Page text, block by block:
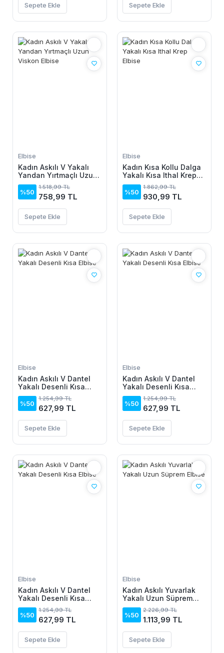
Sepete Ekle Sepete Ekle
Elbise
Kadın Askılı V Yakalı
Yandan Yırtmaçlı Uzun
Viskon Elbise
%50
1.518,99 TL
758,99 TL
Sepete Ekle
Elbise
Kadın Kısa Kollu Dalga
Yakalı Kısa Ithal Krep
Elbise
%50
1.862,99 TL
930,99 TL
Sepete Ekle
Elbise
Kadın Askılı V Dantel
Yakalı Desenli Kısa
Elbise
%50
1.254,99 TL
627,99 TL
Sepete Ekle
Elbise
Kadın Askılı V Dantel
Yakalı Desenli Kısa
Elbise
%50
1.254,99 TL
627,99 TL
Sepete Ekle
Elbise
Kadın Askılı V Dantel
Yakalı Desenli Kısa
Elbise
%50
1.254,99 TL
627,99 TL
Sepete Ekle
Elbise
Kadın Askılı Yuvarlak
Yakalı Uzun Süprem
Elbise
%50
2.226,99 TL
1.113,99 TL
Sepete Ekle